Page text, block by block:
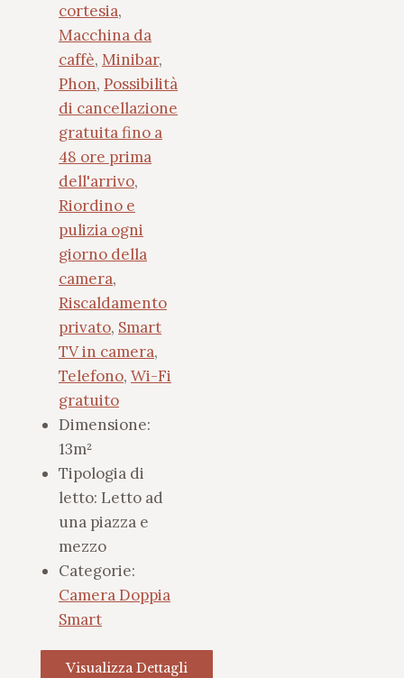
cortesia,
Macchina da
caffè, Minibar,
Phon, Possibilità
di cancellazione
gratuita fino a
48 ore prima
dell'arrivo,
Riordino e
pulizia ogni
giorno della
camera,
Riscaldamento
privato, Smart
TV in camera,
Telefono, Wi-Fi
gratuito
Dimensione:
13m²
Tipologia di
letto: Letto ad
una piazza e
mezzo
Categorie:
Camera Doppia
Smart
Visualizza Dettagli